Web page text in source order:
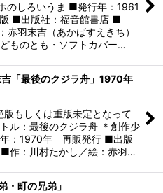
のしろいうま ■発行年：1961
■出版社：福音館書店 ■
赤羽末吉（あかばすえきち）
ものとも・ソフトカバー…
「最後のクジラ舟」1970年
もしくは重版未定となって
ル：最後のクジラ舟 ＊創作少
：1970年 再販発行 ■出版
作：川村たかし／絵：赤羽…
・町の兄弟」